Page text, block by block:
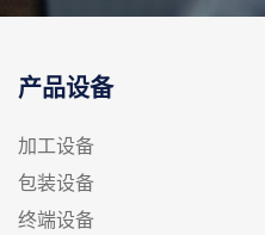
产品设备
加工设备
包装设备
终端设备